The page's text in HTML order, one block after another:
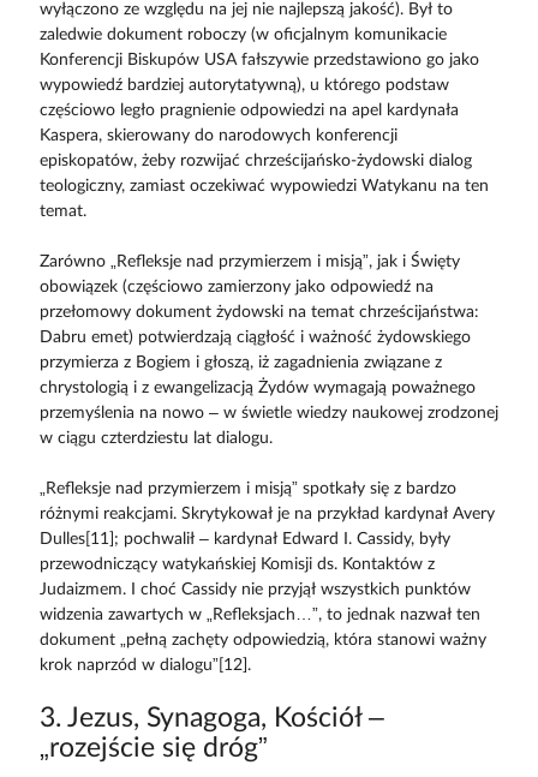
wyłączono ze względu na jej nie najlepszą jakość). Był to
zaledwie dokument roboczy (w oficjalnym komunikacie
Konferencji Biskupów USA fałszywie przedstawiono go jako
wypowiedź bardziej autorytatywną), u którego podstaw
częściowo legło pragnienie odpowiedzi na apel kardynała
Kaspera, skierowany do narodowych konferencji
episkopatów, żeby rozwijać chrześcijańsko-żydowski dialog
teologiczny, zamiast oczekiwać wypowiedzi Watykanu na ten
temat.
Zarówno „Refleksje nad przymierzem i misją”, jak i Święty
obowiązek (częściowo zamierzony jako odpowiedź na
przełomowy dokument żydowski na temat chrześcijaństwa:
Dabru emet) potwierdzają ciągłość i ważność żydowskiego
przymierza z Bogiem i głoszą, iż zagadnienia związane z
chrystologią i z ewangelizacją Żydów wymagają poważnego
przemyślenia na nowo – w świetle wiedzy naukowej zrodzonej
w ciągu czterdziestu lat dialogu.
„Refleksje nad przymierzem i misją” spotkały się z bardzo
różnymi reakcjami. Skrytykował je na przykład kardynał Avery
Dulles[11]; pochwalił – kardynał Edward I. Cassidy, były
przewodniczący watykańskiej Komisji ds. Kontaktów z
Judaizmem. I choć Cassidy nie przyjął wszystkich punktów
widzenia zawartych w „Refleksjach…”, to jednak nazwał ten
dokument „pełną zachęty odpowiedzią, która stanowi ważny
krok naprzód w dialogu”[12].
3. Jezus, Synagoga, Kościół –
„rozejście się dróg”